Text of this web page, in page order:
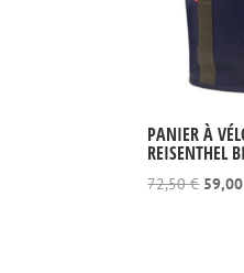
PANIER À
REISENTHEL
72,50€ Le